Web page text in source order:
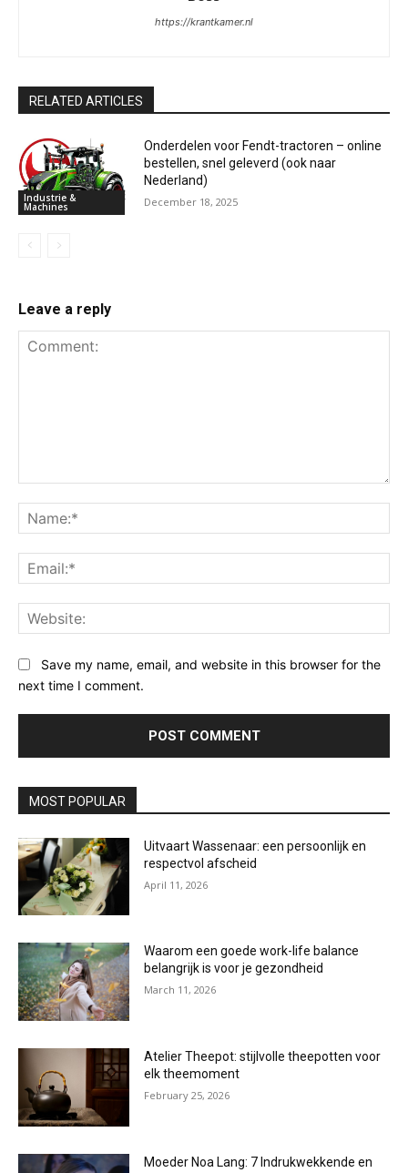
https://krantkamer.nl
RELATED ARTICLES
Industrie &
Machines
Onderdelen voor Fendt-tractoren – online
bestellen, snel geleverd (ook naar
Nederland)
December 18, 2025
Leave a reply
Save my name, email, and website in this browser for the
next time I comment.
MOST POPULAR
Uitvaart Wassenaar: een persoonlijk en
respectvol afscheid
April 11, 2026
Waarom een goede work-life balance
belangrijk is voor je gezondheid
March 11, 2026
Atelier Theepot: stijlvolle theepotten voor
elk theemoment
February 25, 2026
Moeder Noa Lang: 7 Indrukwekkende en